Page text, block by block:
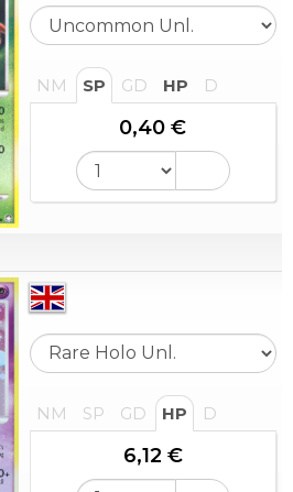
NM SP GD HP D
0,40 €
NM SP GD HP D
6,12 €